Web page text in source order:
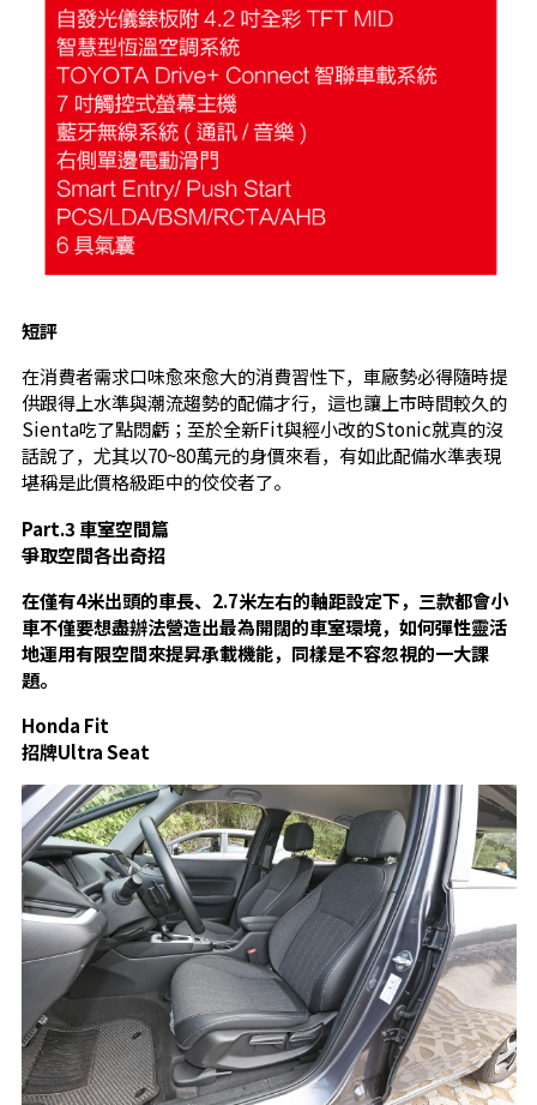
短評
在消費者需求口味愈來愈大的消費習性下，車廠勢必得隨時提
供跟得上水準與潮流趨勢的配備才行，這也讓上市時間較久的
Sienta吃了點悶虧；至於全新Fit與經小改的Stonic就真的沒
話說了，尤其以70~80萬元的身價來看，有如此配備水準表現
堪稱是此價格級距中的佼佼者了。
Part.3 車室空間篇
爭取空間各出奇招
在僅有4米出頭的車長、 2.7米左右的軸距設定下，三款都會小
車不僅要想盡辦法營造出最為開闊的車室環境，如何彈性靈活
地運用有限空間來提昇承載機能，同樣是不容忽視的一大課
題。
Honda Fit
招牌Ultra Seat